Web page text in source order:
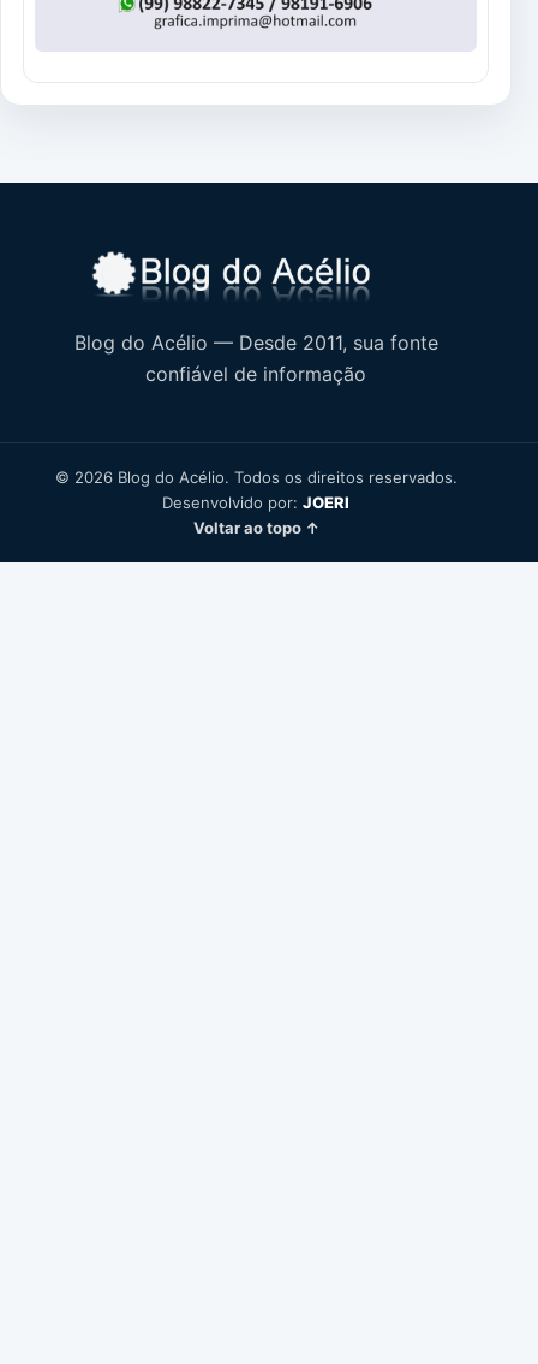
Blog do Acélio — Desde 2011, sua fonte
confiável de informação
© 2026 Blog do Acélio. Todos os direitos reservados.
Desenvolvido por: JOERI
Voltar ao topo ↑